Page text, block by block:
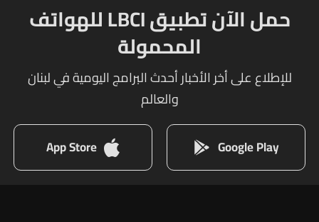
حمل الآن تطبيق LBCI للهواتف
المحمولة
للإطلاع على أخر الأخبار أحدث البرامج اليومية في لبنان
والعالم
Google Play
App Store